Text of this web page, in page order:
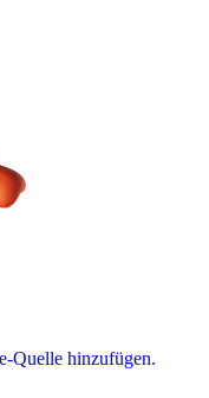
Quelle hinzufügen.